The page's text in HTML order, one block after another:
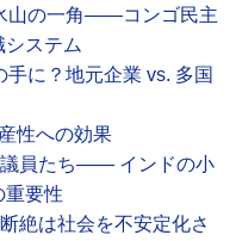
山の一角――コンゴ民主
ステム
に？地元企業 vs. 多国
性への効果
員たち―― インドの小
重要性
絶は社会を不安定化さ